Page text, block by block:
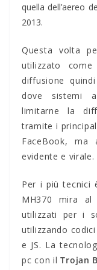
quella dell’aereo
2013.
Questa volta
utilizzato
diffusione
dove sistemi
limitarne la
tramite i
FaceBook, ma
evidente e virale.
Per i più tecnici
MH370 mira al
utilizzati per i
utilizzando
e JS. La
pc con ilTrojan